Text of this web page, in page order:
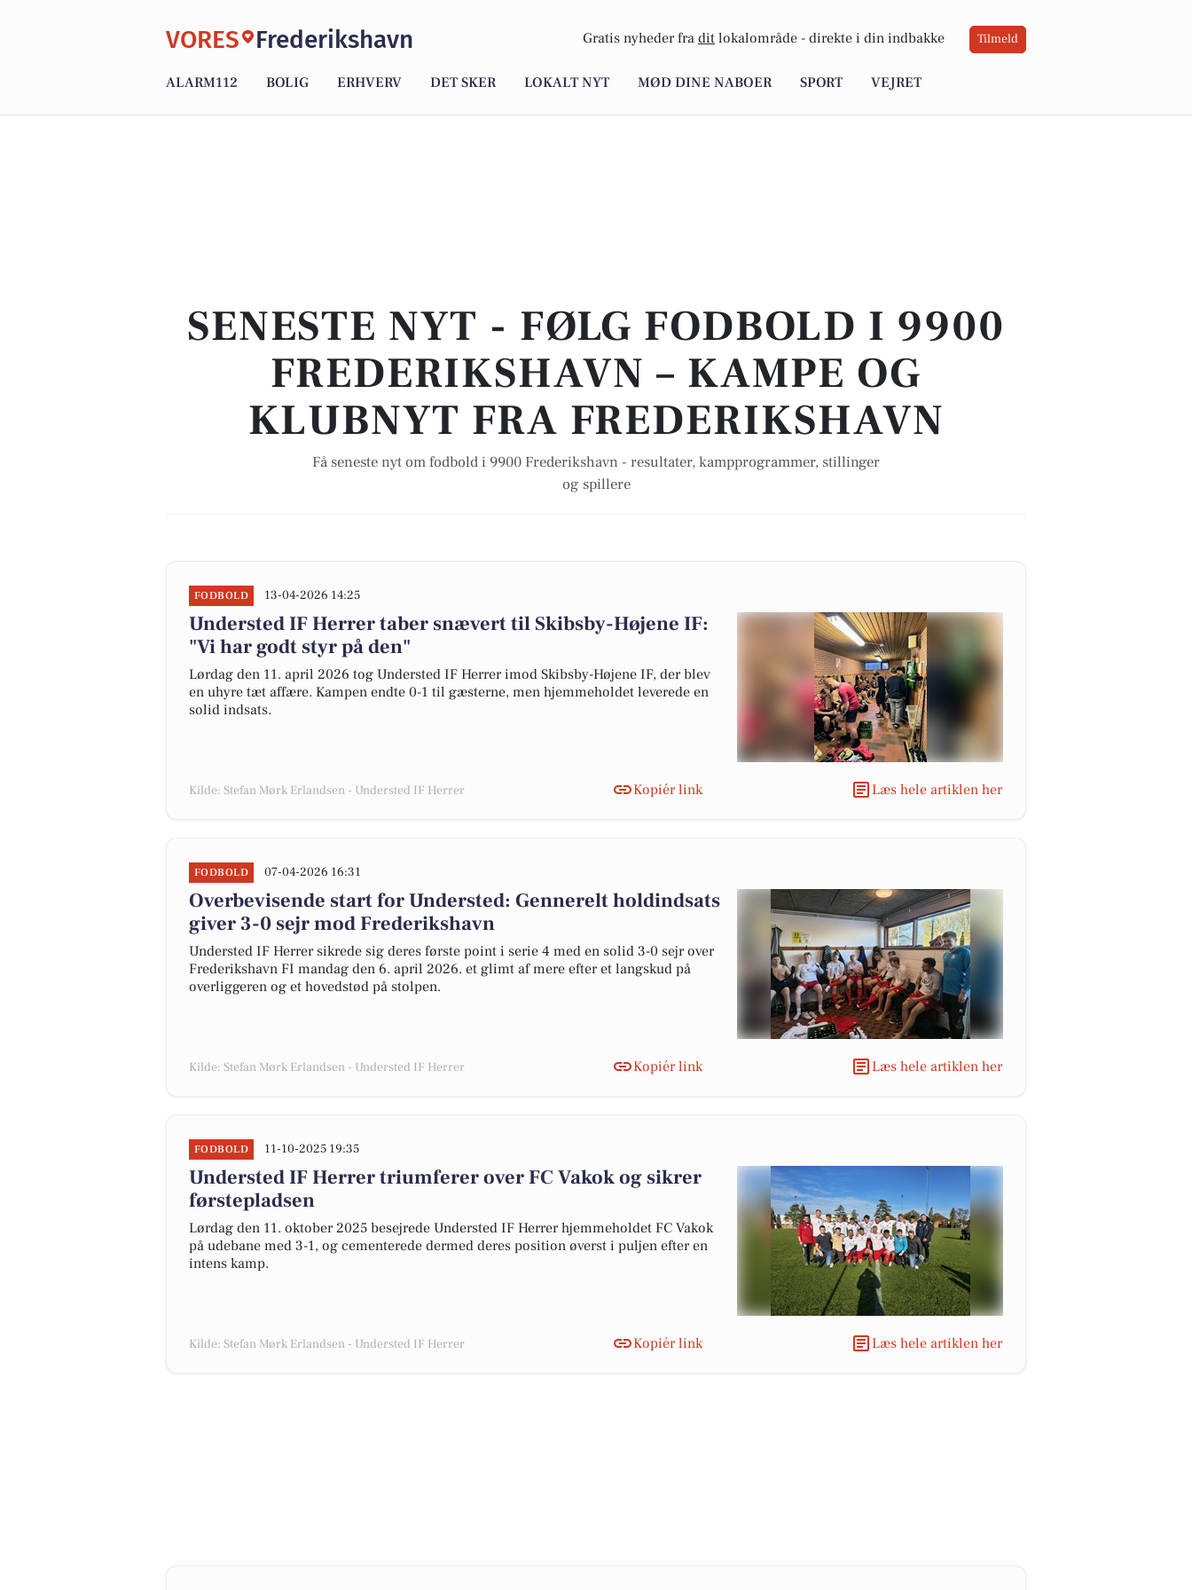
VORES Frederikshavn Gratis nyheder fra dit lokalområde - direkte i din indbakke Tilmeld
ALARM112 BOLIG ERHVERV DET SKER LOKALT NYT MØD DINE NABOER SPORT VEJRET
SENESTE NYT - FØLG FODBOLD I 9900
FREDERIKSHAVN – KAMPE OG
KLUBNYT FRA FREDERIKSHAVN
Få seneste nyt om fodbold i 9900 Frederikshavn - resultater, kampprogrammer, stillinger
og spillere
FODBOLD 13-04-2026 14:25
Understed IF Herrer taber snævert til Skibsby-Højene IF:
"Vi har godt styr på den"
Lørdag den 11. april 2026 tog Understed IF Herrer imod Skibsby-Højene IF, der blev
en uhyre tæt affære. Kampen endte 0-1 til gæsterne, men hjemmeholdet leverede en
solid indsats.
Kilde: Stefan Mørk Erlandsen - Understed IF Herrer Kopiér link Læs hele artiklen her
FODBOLD 07-04-2026 16:31
Overbevisende start for Understed: Gennerelt holdindsats
giver 3-0 sejr mod Frederikshavn
Understed IF Herrer sikrede sig deres første point i serie 4 med en solid 3-0 sejr over
Frederikshavn FI mandag den 6. april 2026. et glimt af mere efter et langskud på
overliggeren og et hovedstød på stolpen.
Kilde: Stefan Mørk Erlandsen - Understed IF Herrer Kopiér link Læs hele artiklen her
FODBOLD 11-10-2025 19:35
Understed IF Herrer triumferer over FC Vakok og sikrer
førstepladsen
Lørdag den 11. oktober 2025 besejrede Understed IF Herrer hjemmeholdet FC Vakok
på udebane med 3-1, og cementerede dermed deres position øverst i puljen efter en
intens kamp.
Kilde: Stefan Mørk Erlandsen - Understed IF Herrer Kopiér link Læs hele artiklen her